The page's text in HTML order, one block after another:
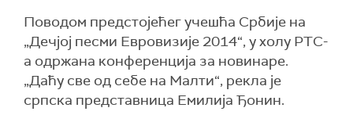
Поводом предстојећег учешћа Србије на
„Дечјој песми Евровизије 2014“, у холу РТС-
а одржана конференција за новинаре.
„Даћу све од себе на Малти“, рекла је
српска представница Емилија Ђонин.